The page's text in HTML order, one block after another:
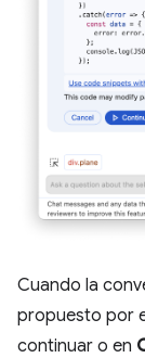
Cuando la
propuesto por
continuar o en